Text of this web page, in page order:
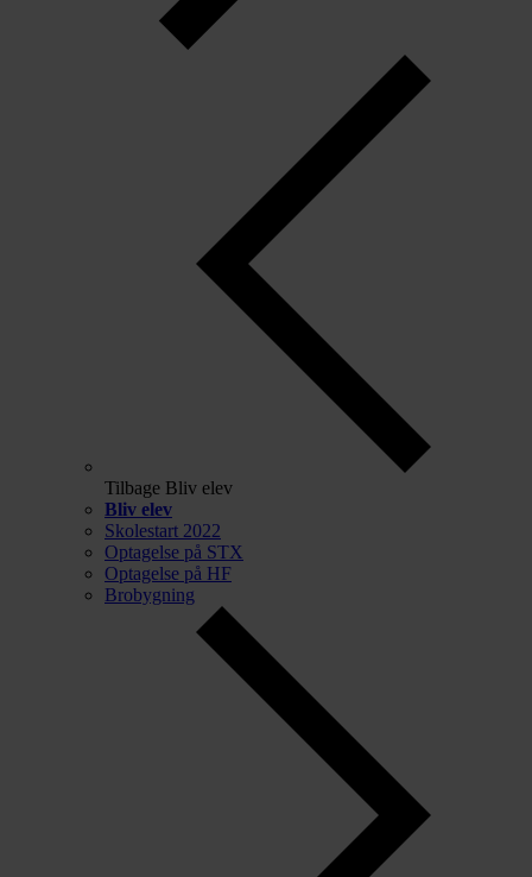
Tilbage Bliv elev
Bliv elev
Skolestart 2022
Optagelse på STX
Optagelse på HF
Brobygning